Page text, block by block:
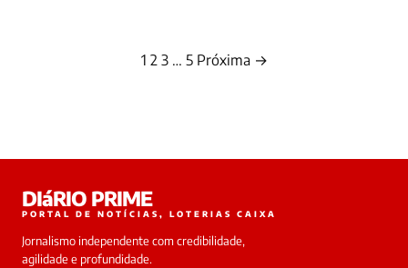
1 2 3 … 5 Próxima →
DIáRIO PRIME
PORTAL DE NOTÍCIAS, LOTERIAS CAIXA
Jornalismo independente com credibilidade,
agilidade e profundidade.